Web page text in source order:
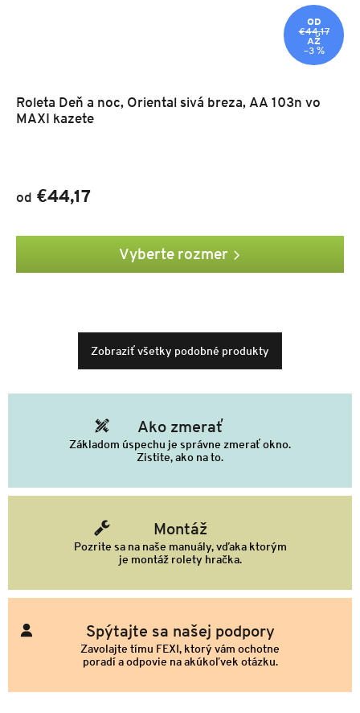
OD
€44,17
AŽ
–3 %
Roleta Deň a noc, Oriental sivá breza, AA 103n vo
MAXI kazete
od €44,17
Vyberte rozmer
Zobraziť všetky podobné produkty
Ako zmerať
Základom úspechu je správne zmerať okno.
Zistite, ako na to.
Montáž
Pozrite sa na naše manuály, vďaka ktorým
je montáž rolety hračka.
Spýtajte sa našej podpory
Zavolajte tímu FEXI, ktorý vám ochotne
poradí a odpovie na akúkoľvek otázku.